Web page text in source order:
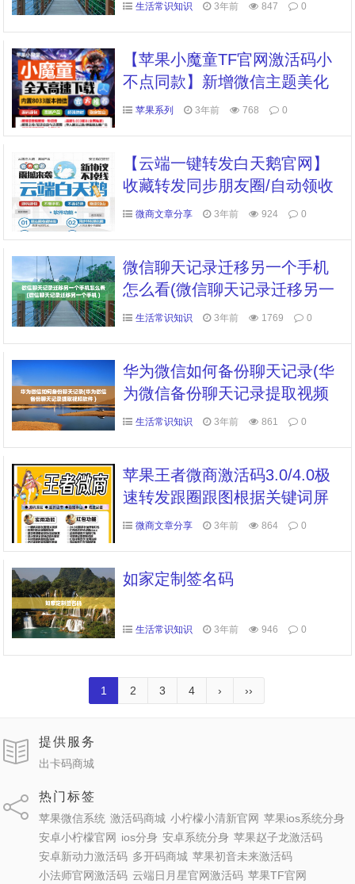
生活常识知识 3年前 847 0
【苹果小魔童TF官网激活码小
不点同款】新增微信主题美化
小程序广告一秒(可改变聊天气
苹果系列 3年前 768 0
【云端一键转发白天鹅官网】
收藏转发同步朋友圈/自动领收
款白天鹅激活码卡密授权
微商文章分享 3年前 924 0
微信聊天记录迁移另一个手机
怎么看(微信聊天记录迁移另一
个手机 )
生活常识知识 3年前 1769 0
华为微信如何备份聊天记录(华
为微信备份聊天记录提取视频
软件 )
生活常识知识 3年前 861 0
苹果王者微商激活码3.0/4.0极
速转发跟圈跟图根据关键词屏
蔽24小时黑屏秒抢所有红包
微商文章分享 3年前 864 0
如家定制签名码
生活常识知识 3年前 946 0
1 2 3 4 › ››
提供服务
出卡码商城
热门标签
苹果微信系统 激活码商城 小柠檬小清新官网 苹果ios系统分身
安卓小柠檬官网 ios分身 安卓系统分身 苹果赵子龙激活码
安卓新动力激活码 多开码商城 苹果初音未来激活码
小法师官网激活码 云端日月星官网激活码 苹果TF官网